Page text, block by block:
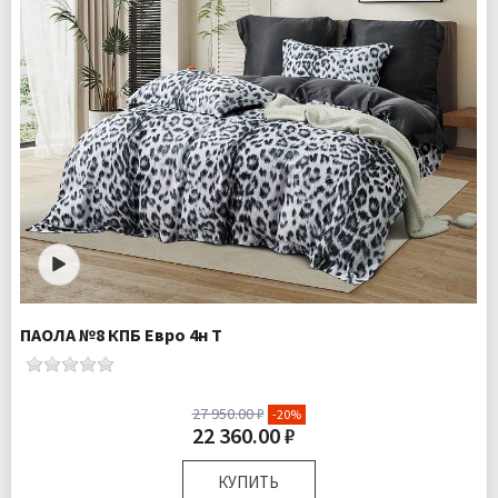
ПАОЛА №8 КПБ Евро 4н Т
27 950.00 ₽ -20%
22 360.00 ₽
КУПИТЬ